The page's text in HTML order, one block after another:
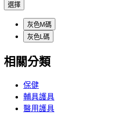
選擇
灰色M碼
灰色L碼
相關分類
保健
輔具護具
醫用護具